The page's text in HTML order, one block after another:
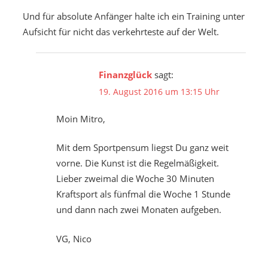
Und für absolute Anfänger halte ich ein Training unter
Aufsicht für nicht das verkehrteste auf der Welt.
Finanzglück sagt:
19. August 2016 um 13:15 Uhr
Moin Mitro,
Mit dem Sportpensum liegst Du ganz weit
vorne. Die Kunst ist die Regelmäßigkeit.
Lieber zweimal die Woche 30 Minuten
Kraftsport als fünfmal die Woche 1 Stunde
und dann nach zwei Monaten aufgeben.
VG, Nico